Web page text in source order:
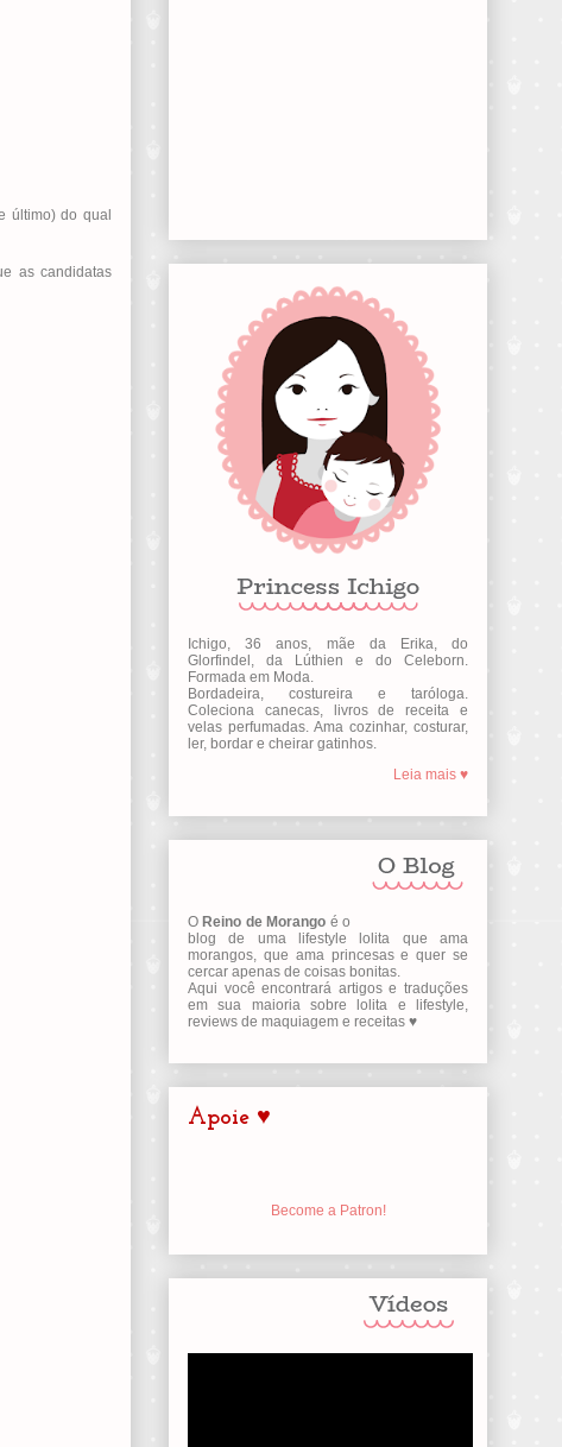
último) do qual
as candidatas
Ichigo, 36 anos, mãe da Erika, do
Glorfindel, da Lúthien e do Celeborn.
Formada em Moda.
Bordadeira, costureira e taróloga.
Coleciona canecas, livros de receita e
velas perfumadas. Ama cozinhar, costurar,
ler, bordar e cheirar gatinhos.
Leia mais ♥
O Reino de Morango é o
blog de uma lifestyle lolita que ama
morangos, que ama princesas e quer se
cercar apenas de coisas bonitas.
Aqui você encontrará artigos e traduções
em sua maioria sobre lolita e lifestyle,
reviews de maquiagem e receitas ♥
Apoie ♥
Become a Patron!